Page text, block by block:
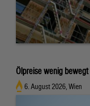
Ölpreise wenig bewegt
6. August 2026, Wien